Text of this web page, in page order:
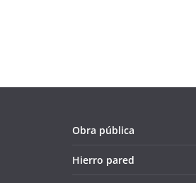
Obra pública
Hierro pared